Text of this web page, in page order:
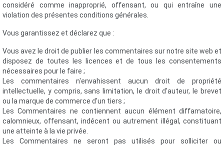
considéré comme inapproprié, offensant, ou qui entraîne une
violation des présentes conditions générales.
Vous garantissez et déclarez que :
Vous avez le droit de publier les commentaires sur notre site web et
disposez de toutes les licences et de tous les consentements
nécessaires pour le faire ;
Les commentaires n'envahissent aucun droit de propriété
intellectuelle, y compris, sans limitation, le droit d'auteur, le brevet
ou la marque de commerce d'un tiers ;
Les Commentaires ne contiennent aucun élément diffamatoire,
calomnieux, offensant, indécent ou autrement illégal, constituant
une atteinte à la vie privée.
Les Commentaires ne seront pas utilisés pour solliciter ou